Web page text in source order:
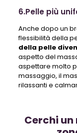
6.Pelle più
Anche dopo un
flessibilità della
della pelle
aspetto del
aspettare molto
massaggio, il
rilassanti e
Cerchi